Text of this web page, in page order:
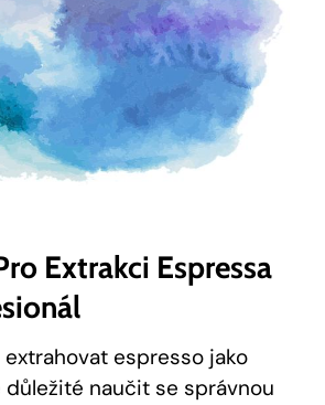
Extrakci Espressa
espresso jako
důležité naučit se správnou